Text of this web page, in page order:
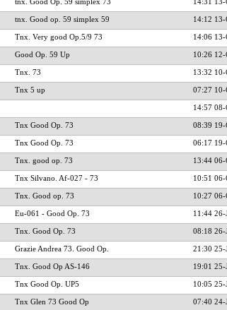
tnx. Good op. 59 simplex 59 14:12 13-
Tnx. Very good Op.5/9 73 14:06 13-
Good Op. 59 Up 10:26 12-
Tnx. 73 13:32 10-
Tnx 5 up 07:27 10-
14:57 08-
Tnx Good Op. 73 08:39 19-
Tnx Good Op. 73 06:17 19-
Tnx. good op. 73 13:44 06-
Tnx Silvano. Af-027 - 73 10:51 06-
Tnx. Good op. 73 10:27 06-
Eu-061 - Good Op. 73 11:44 26-
Tnx. Good Op. 73 08:18 26-
Grazie Andrea 73. Good Op. 21:30 25-
Tnx. Good Op AS-146 19:01 25-
Tnx Good Op. UP5 10:05 25-
Tnx Glen 73 Good Op 07:40 24-